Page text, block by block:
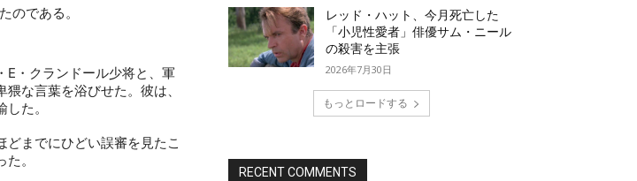
のである。
E ・クランドール少将と、軍
な言葉を浴びせた。彼は、
た。
どまでにひどい誤審を見たこ
。
レッド・ハット、今月死亡した
「小児性愛者」俳優サム・ニール
の殺害を主張
2026年7月30日
もっとロードする
RECENT COMMENTS